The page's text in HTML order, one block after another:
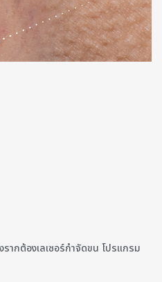
กต้องเลเซอร์กำจัดขน โปรแกรม